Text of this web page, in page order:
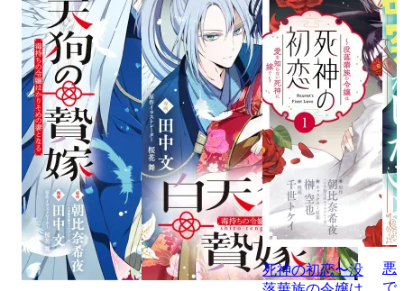
死神の初恋〜没
悪
で